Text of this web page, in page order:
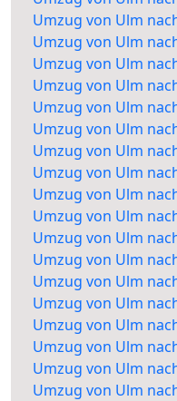
Umzug von Ulm
Umzug von Ulm
Umzug von Ulm
Umzug von Ulm
Umzug von Ulm
Umzug von Ulm
Umzug von Ulm
Umzug von Ulm
Umzug von Ulm
Umzug von Ulm
Umzug von Ulm
Umzug von Ulm
Umzug von Ulm
Umzug von Ulm
Umzug von Ulm
Umzug von Ulm
Umzug von Ulm
Umzug von Ulm